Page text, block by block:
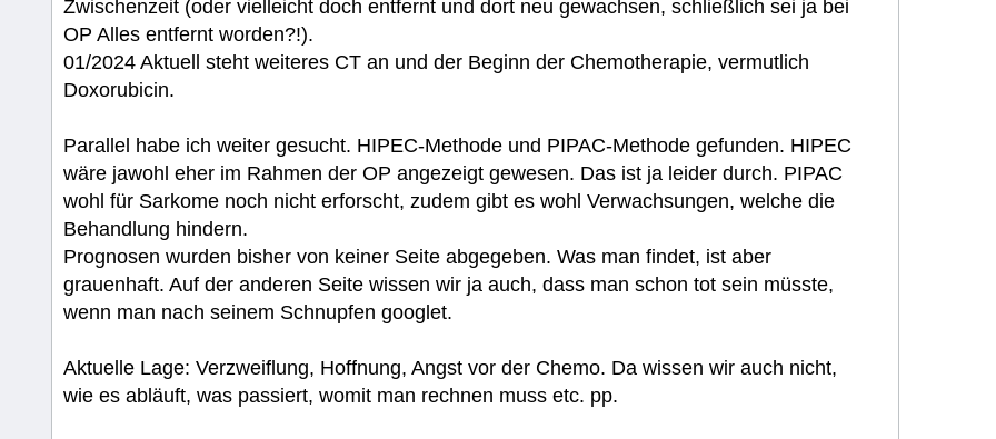
Zwischenzeit (oder vielleicht doch entfernt und dort neu gewachsen, schließlich sei ja bei
OP Alles entfernt worden?!).
01/2024 Aktuell steht weiteres CT an und der Beginn der Chemotherapie, vermutlich
Doxorubicin.
Parallel habe ich weiter gesucht. HIPEC-Methode und PIPAC-Methode gefunden. HIPEC
wäre jawohl eher im Rahmen der OP angezeigt gewesen. Das ist ja leider durch. PIPAC
wohl für Sarkome noch nicht erforscht, zudem gibt es wohl Verwachsungen, welche die
Behandlung hindern.
Prognosen wurden bisher von keiner Seite abgegeben. Was man findet, ist aber
grauenhaft. Auf der anderen Seite wissen wir ja auch, dass man schon tot sein müsste,
wenn man nach seinem Schnupfen googlet.
Aktuelle Lage: Verzweiflung, Hoffnung, Angst vor der Chemo. Da wissen wir auch nicht,
wie es abläuft, was passiert, womit man rechnen muss etc. pp.